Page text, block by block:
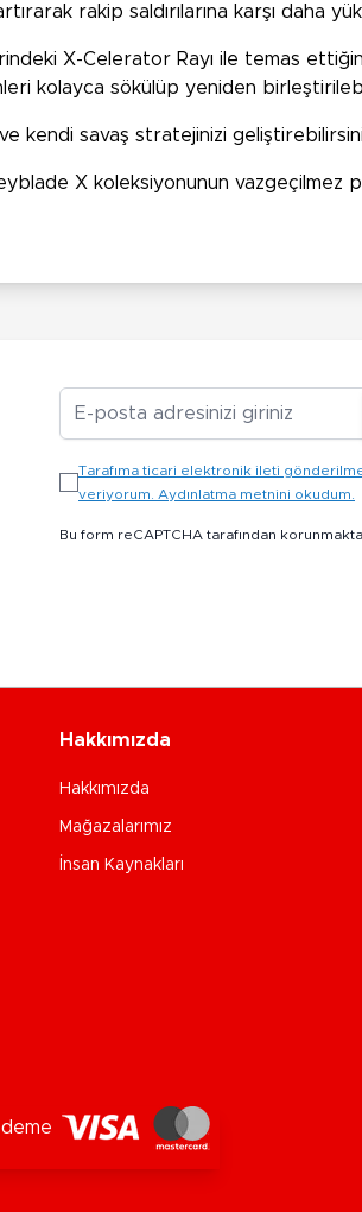
rakip saldırılarına karşı daha
X-Celerator Rayı ile temas
kolayca sökülüp yeniden
kendi savaş stratejinizi
X koleksiyonunun vazgeçilmez
Tarafıma ticari elektronik ileti
veriyorum. Aydınlatma metnini okudum.
Bu form reCAPTCHA tarafından
Hakkımızda
Hakkımızda
Mağazalarımız
İnsan Kaynakları